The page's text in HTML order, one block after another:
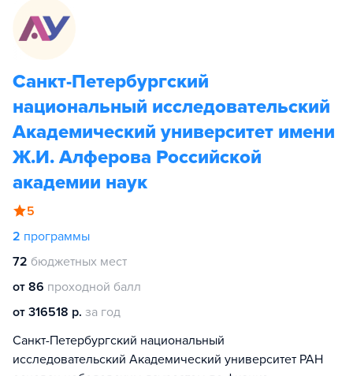
Санкт-Петербургский
национальный исследовательский
Академический университет имени
Ж.И. Алферова Российской
академии наук
5
2 программы
72 бюджетных мест
от 86 проходной балл
от 316518 р. за год
Санкт-Петербургский национальный
исследовательский Академический университет РАН